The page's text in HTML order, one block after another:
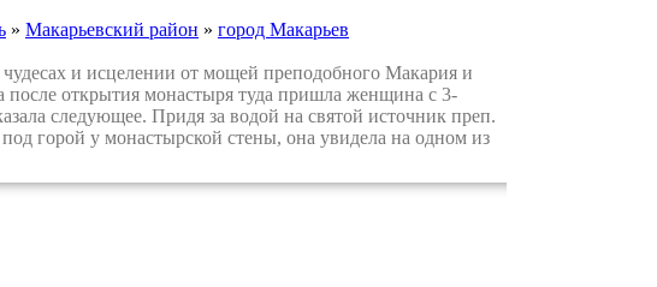
» Макарьевский район » город Макарьев
и исцелении от мощей преподобного Макария и
после открытия монастыря туда пришла женщина с 3-
следующее. Придя за водой на святой источник преп.
горой у монастырской стены, она увидела на одном из